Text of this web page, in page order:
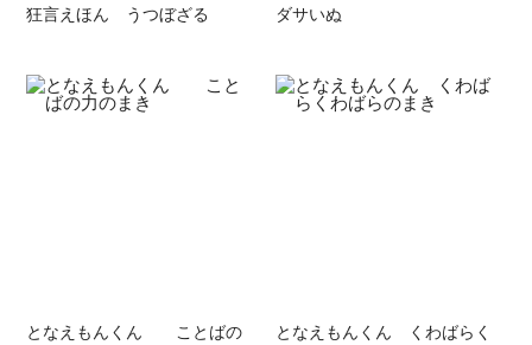
狂言えほん うつぼざる ダサいぬ
となえもんくん ことばの
となえもんくん くわばらく